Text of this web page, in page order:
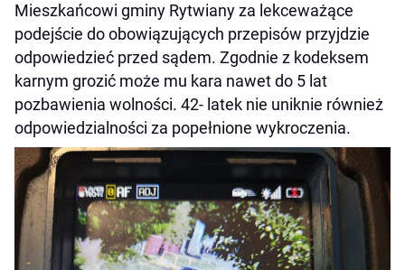
Mieszkańcowi gminy Rytwiany za lekceważące
podejście do obowiązujących przepisów przyjdzie
odpowiedzieć przed sądem. Zgodnie z kodeksem
karnym grozić może mu kara nawet do 5 lat
pozbawienia wolności. 42- latek nie uniknie również
odpowiedzialności za popełnione wykroczenia.